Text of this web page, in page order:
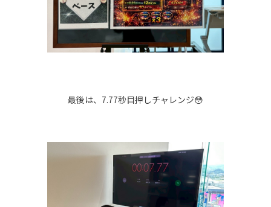
最後は、7.77秒目押しチャレンジ😳